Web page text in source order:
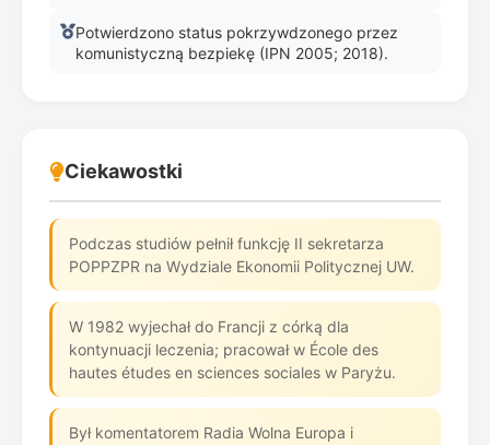
Potwierdzono status pokrzywdzonego przez
komunistyczną bezpiekę (IPN 2005; 2018).
Ciekawostki
Podczas studiów pełnił funkcję II sekretarza
POPPZPR na Wydziale Ekonomii Politycznej UW.
W 1982 wyjechał do Francji z córką dla
kontynuacji leczenia; pracował w École des
hautes études en sciences sociales w Paryżu.
Był komentatorem Radia Wolna Europa i